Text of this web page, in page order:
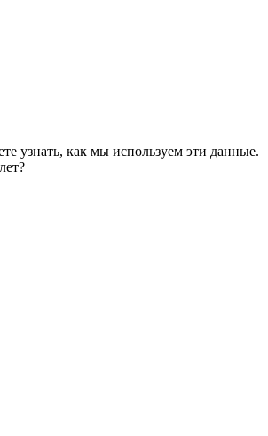
узнать, как мы используем эти данные.